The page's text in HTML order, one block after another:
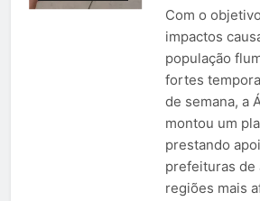
Com o
impactos
população
fortes
de semana, a
montou um
prestando
prefeituras de
regiões mais